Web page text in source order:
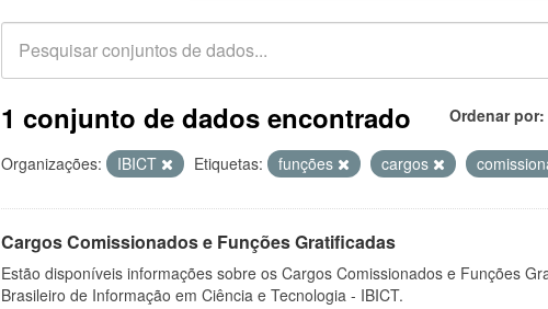
Ordenar por
1 conjunto de dados encontrado
Organizações: IBICT Etiquetas: funções cargos
Cargos Comissionados e Funções Gratificadas
Estão disponíveis informações sobre os Cargos Comissionados e Funções
Brasileiro de Informação em Ciência e Tecnologia - IBICT.